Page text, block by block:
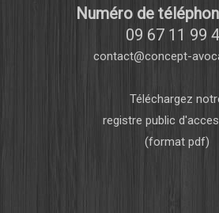
Numéro de
09 67 11 99
contact@concept-
Téléchargez
registre public
(format pdf)